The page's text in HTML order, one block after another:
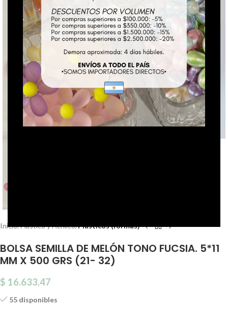
Click to enlarge
Inicio Plástico y Acrílico Plásticos (formas)
BOLSA SEMILLA DE MELÓN TONO FUCSIA. 5*11
MM X 500 GRS (21- 32)
$ 16.633,47
55 disponibles